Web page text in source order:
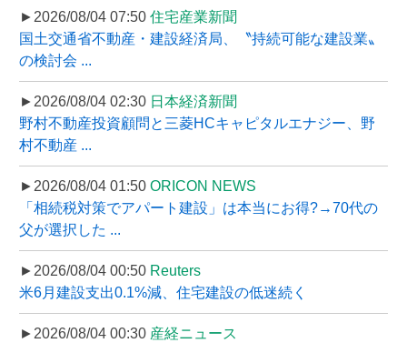
►2026/08/04 07:50 住宅産業新聞
国土交通省不動産・建設経済局、〝持続可能な建設業〟
の検討会 ...
►2026/08/04 02:30 日本経済新聞
野村不動産投資顧問と三菱HCキャピタルエナジー、野
村不動産 ...
►2026/08/04 01:50 ORICON NEWS
「相続税対策でアパート建設」は本当にお得?→70代の
父が選択した ...
►2026/08/04 00:50 Reuters
米6月建設支出0.1%減、住宅建設の低迷続く
►2026/08/04 00:30 産経ニュース